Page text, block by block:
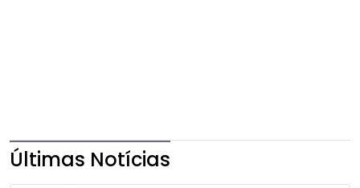
Últimas Notícias